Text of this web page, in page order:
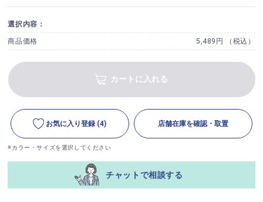
選択内容：
商品価格 5,489円 （税込）
カートに入れる
お気に入り登録 (4) 店舗在庫を確認・取置
※カラー・サイズを選択してください
チャットで相談する